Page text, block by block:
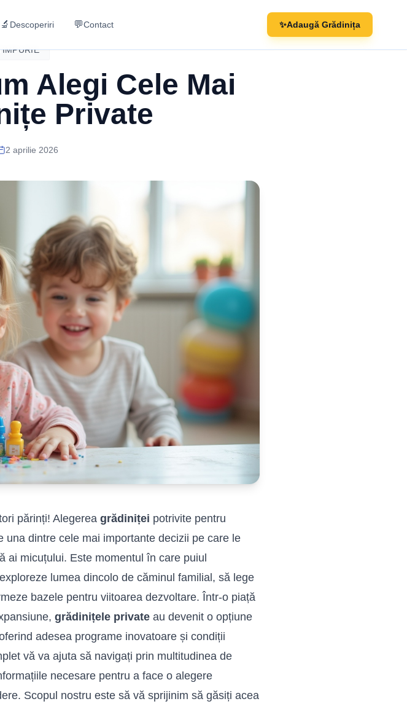
🔬 Descoperiri 💬Contact ✨Adaugă Grădinița
Alegi Cele Mai
Private
2 aprilie 2026
părinți! Alegerea grădiniței potrivite pentru
una dintre cele mai importante decizii pe care le
ai micuțului. Este momentul în care puiul
lumea dincolo de căminul familial, să lege
bazele pentru viitoarea dezvoltare. Într-o piață
grădinițele private au devenit o opțiune
adesea programe inovatoare și condiții
vă va ajuta să navigați prin multitudinea de
necesare pentru a face o alegere
Scopul nostru este să vă sprijinim să găsiți acea